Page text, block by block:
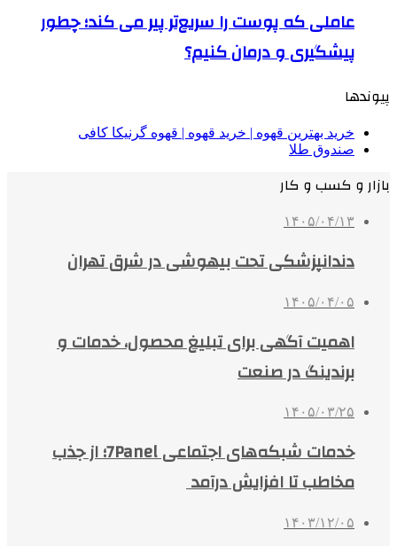
عاملی که پوست را سریع‌تر پیر می کند؛ چطور
پیشگیری و درمان کنیم؟
پیوندها
خرید بهترین قهوه | خرید قهوه | قهوه گرنیکا کافی
صندوق طلا
بازار و کسب و کار
۱۴۰۵/۰۴/۱۳
دندانپزشکی تحت بیهوشی در شرق تهران
۱۴۰۵/۰۴/۰۵
اهمیت آگهی برای تبلیغ محصول، خدمات و
برندینگ در صنعت
۱۴۰۵/۰۳/۲۵
خدمات شبکه‌های اجتماعی 7Panel؛ از جذب
مخاطب تا افزایش درآمد
۱۴۰۳/۱۲/۰۵